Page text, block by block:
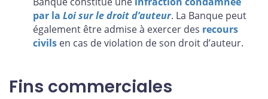
par la Loi sur le droit d’auteur. La Banque peut
également être admise à exercer des recours
civils en cas de violation de son droit d’auteur.
Fins commerciales